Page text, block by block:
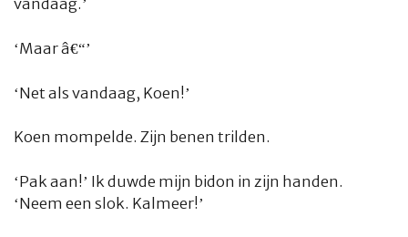
vandaag.’
‘Maar â€“’
‘Net als vandaag, Koen!’
Koen mompelde. Zijn benen trilden.
‘Pak aan!’ Ik duwde mijn bidon in zijn handen.
‘Neem een slok. Kalmeer!’